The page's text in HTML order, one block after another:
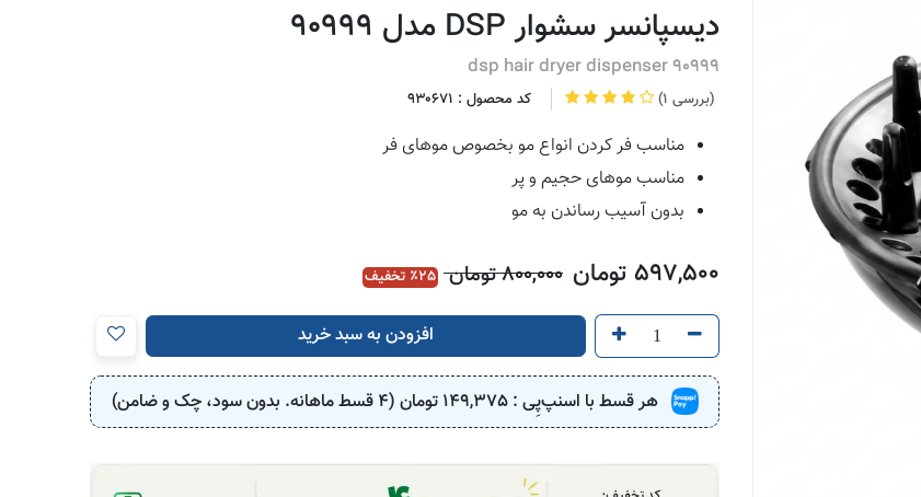
دیسپانسر سشوار DSP مدل 90999
dsp hair dryer dispenser 90999
(1 بررسی) کد محصول : 930671
مناسب فر کردن انواع مو بخصوص موهای فر
مناسب موهای حجیم و پر
بدون آسیب رساندن به مو
597,500 تومان 800,000تومان 25٪ تخفیف
افزودن به سبد خرید
هر قسط با اسنپ‌پِی :149,375 تومان (4 قسط ماهانه. بدون سود، چک و ضامن)